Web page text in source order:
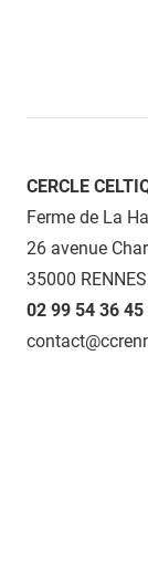
CERCLE
Ferme de La
26 avenue
35000 RENNES
02 99 54 36 45